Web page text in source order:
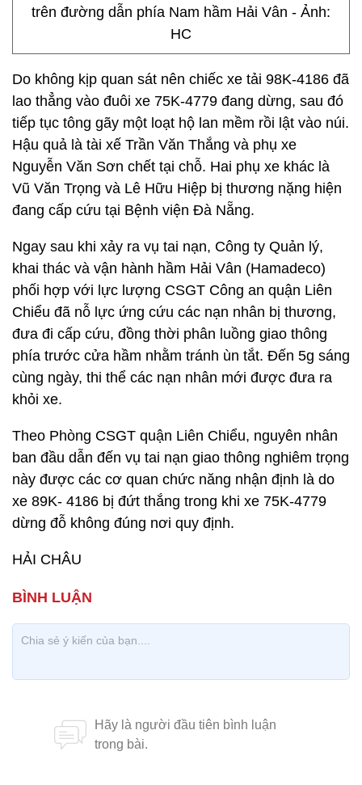
trên đường dẫn phía Nam hầm Hải Vân - Ảnh:
HC
Do không kịp quan sát nên chiếc xe tải 98K-4186 đã
lao thẳng vào đuôi xe 75K-4779 đang dừng, sau đó
tiếp tục tông gãy một loạt hộ lan mềm rồi lật vào núi.
Hậu quả là tài xế Trần Văn Thắng và phụ xe
Nguyễn Văn Sơn chết tại chỗ. Hai phụ xe khác là
Vũ Văn Trọng và Lê Hữu Hiệp bị thương nặng hiện
đang cấp cứu tại Bệnh viện Đà Nẵng.
Ngay sau khi xảy ra vụ tai nạn, Công ty Quản lý,
khai thác và vận hành hầm Hải Vân (Hamadeco)
phối hợp với lực lượng CSGT Công an quận Liên
Chiểu đã nỗ lực ứng cứu các nạn nhân bị thương,
đưa đi cấp cứu, đồng thời phân luồng giao thông
phía trước cửa hầm nhằm tránh ùn tắt. Đến 5g sáng
cùng ngày, thi thể các nạn nhân mới được đưa ra
khỏi xe.
Theo Phòng CSGT quận Liên Chiểu, nguyên nhân
ban đầu dẫn đến vụ tai nạn giao thông nghiêm trọng
này được các cơ quan chức năng nhận định là do
xe 89K- 4186 bị đứt thắng trong khi xe 75K-4779
dừng đỗ không đúng nơi quy định.
HẢI CHÂU